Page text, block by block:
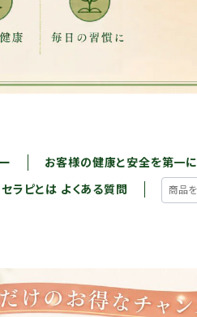
お客様の健康と安全を第一に
ラピとは よくある質問